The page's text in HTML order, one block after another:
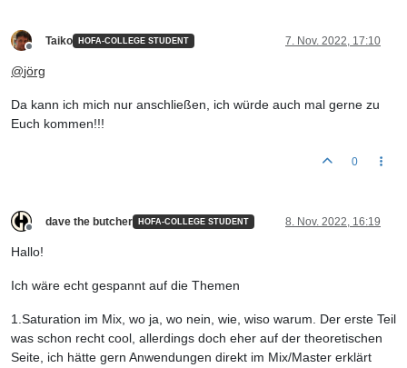
Taiko HOFA-COLLEGE STUDENT 7. Nov. 2022, 17:10
@jörg
Da kann ich mich nur anschließen, ich würde auch mal gerne zu
Euch kommen!!!
0
dave the butcher HOFA-COLLEGE STUDENT 8. Nov. 2022, 16:19
Hallo!
Ich wäre echt gespannt auf die Themen
1.Saturation im Mix, wo ja, wo nein, wie, wiso warum. Der erste Teil
was schon recht cool, allerdings doch eher auf der theoretischen
Seite, ich hätte gern Anwendungen direkt im Mix/Master erklärt